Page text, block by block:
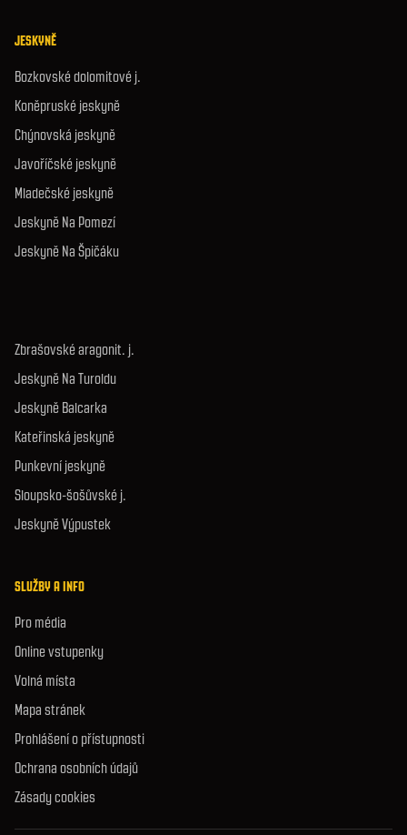
JESKYNĚ
Bozkovské dolomitové j.
Koněpruské jeskyně
Chýnovská jeskyně
Javoříčské jeskyně
Mladečské jeskyně
Jeskyně Na Pomezí
Jeskyně Na Špičáku
Zbrašovské aragonit. j.
Jeskyně Na Turoldu
Jeskyně Balcarka
Kateřinská jeskyně
Punkevní jeskyně
Sloupsko-šošůvské j.
Jeskyně Výpustek
SLUŽBY A INFO
Pro média
Online vstupenky
Volná místa
Mapa stránek
Prohlášení o přístupnosti
Ochrana osobních údajů
Zásady cookies